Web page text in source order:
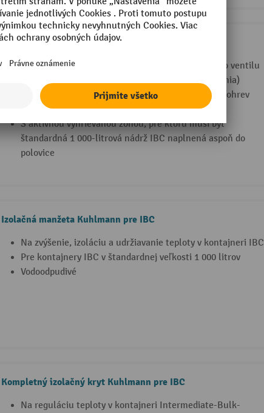
Ponorné ohrievače Kuhlmann IBC
Odovzdáva teplo priamo a okamžite do výpustného ventilu
(optimálna funkcia ohrevu s krátkym časom čakania)
Nízke povrchové zaťaženie, špeciálne vyvinuté na ohrev
citlivých látok
S aktívnou vyhrievanou zónou, pre ktorú musí byť
štandardná 1 000-litrová nádrž IBC naplnená aspoň do
polovice
Izolačná manžeta Kuhlmann pre IBC
Na zvýšenie, izoláciu a udržiavanie teploty v kontajneri IBC
Pre kontajnery IBC v štandardnej veľkosti 1 000 litrov
Vodoodpudivé
Kompletný izolačný kryt Kuhlmann pre IBC
Na reguláciu teploty v kontajneri Intermediate-Bulk-